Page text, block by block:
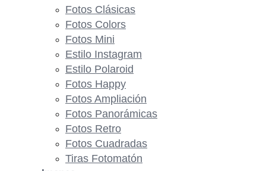
Fotos Clásicas
Fotos Colors
Fotos Mini
Estilo Instagram
Estilo Polaroid
Fotos Happy
Fotos Ampliación
Fotos Panorámicas
Fotos Retro
Fotos Cuadradas
Tiras Fotomatón